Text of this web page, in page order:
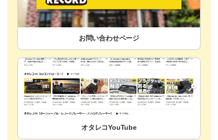
お問い合わせページ
オタレコYouTube